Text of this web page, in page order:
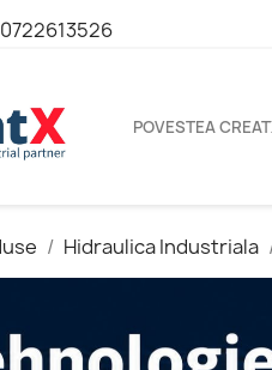
POVESTEA
Hidraulica Industriala